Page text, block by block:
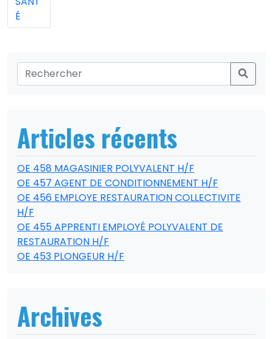
É
Articles récents
OE 458 MAGASINIER POLYVALENT H/F
OE 457 AGENT DE CONDITIONNEMENT H/F
OE 456 EMPLOYE RESTAURATION COLLECTIVITE
H/F
OE 455 APPRENTI EMPLOYÉ POLYVALENT DE
RESTAURATION H/F
OE 453 PLONGEUR H/F
Archives